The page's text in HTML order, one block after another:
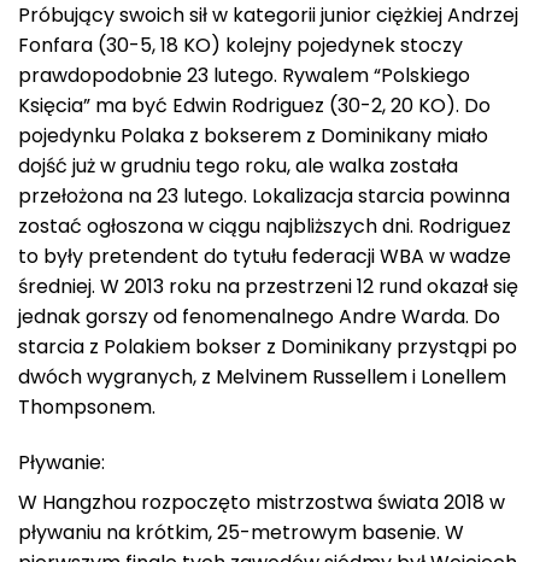
Próbujący swoich sił w kategorii junior ciężkiej Andrzej
Fonfara (30-5, 18 KO) kolejny pojedynek stoczy
prawdopodobnie 23 lutego. Rywalem “Polskiego
Księcia” ma być Edwin Rodriguez (30-2, 20 KO). Do
pojedynku Polaka z bokserem z Dominikany miało
dojść już w grudniu tego roku, ale walka została
przełożona na 23 lutego. Lokalizacja starcia powinna
zostać ogłoszona w ciągu najbliższych dni. Rodriguez
to były pretendent do tytułu federacji WBA w wadze
średniej. W 2013 roku na przestrzeni 12 rund okazał się
jednak gorszy od fenomenalnego Andre Warda. Do
starcia z Polakiem bokser z Dominikany przystąpi po
dwóch wygranych, z Melvinem Russellem i Lonellem
Thompsonem.
Pływanie:
W Hangzhou rozpoczęto mistrzostwa świata 2018 w
pływaniu na krótkim, 25-metrowym basenie. W